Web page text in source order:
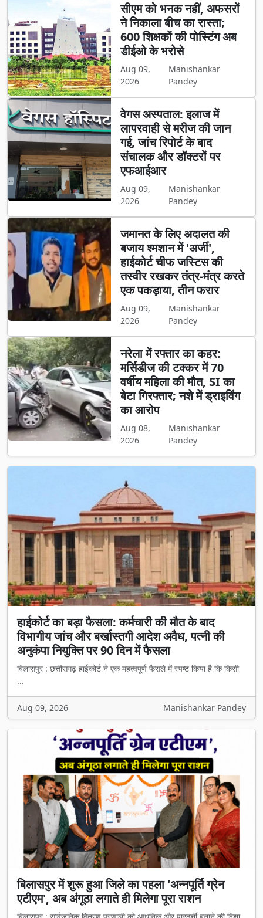
सीएम को भनक नहीं, अफसरों
ने निकाला बीच का रास्ता;
600 शिक्षकों की पोस्टिंग अब
डीईओ के भरोसे
Aug 09,
2026
Manishankar
Pandey
वेगस अस्पताल: इलाज में
लापरवाही से मरीज की जान
गई, जांच रिपोर्ट के बाद
संचालक और डॉक्टरों पर
एफआईआर
Aug 09,
2026
Manishankar
Pandey
जमानत के लिए अदालत की
बजाय श्मशान में 'अर्जी',
हाईकोर्ट चीफ जस्टिस की
तस्वीर रखकर तंत्र-मंत्र करते
एक पकड़ाया, तीन फरार
Aug 09,
2026
Manishankar
Pandey
नरेला में रफ्तार का कहर:
मर्सिडीज की टक्कर में 70
वर्षीय महिला की मौत, SI का
बेटा गिरफ्तार; नशे में ड्राइविंग
का आरोप
Aug 08,
2026
Manishankar
Pandey
हाईकोर्ट का बड़ा फैसला: कर्मचारी की मौत के बाद
विभागीय जांच और बर्खास्तगी आदेश अवैध, पत्नी की
अनुकंपा नियुक्ति पर 90 दिन में फैसला
बिलासपुर : छत्तीसगढ़ हाईकोर्ट ने एक महत्वपूर्ण फैसले में स्पष्ट किया है कि किसी
...
Aug 09, 2026 Manishankar Pandey
बिलासपुर में शुरू हुआ जिले का पहला 'अन्नपूर्ति ग्रेन
एटीएम', अब अंगूठा लगाते ही मिलेगा पूरा राशन